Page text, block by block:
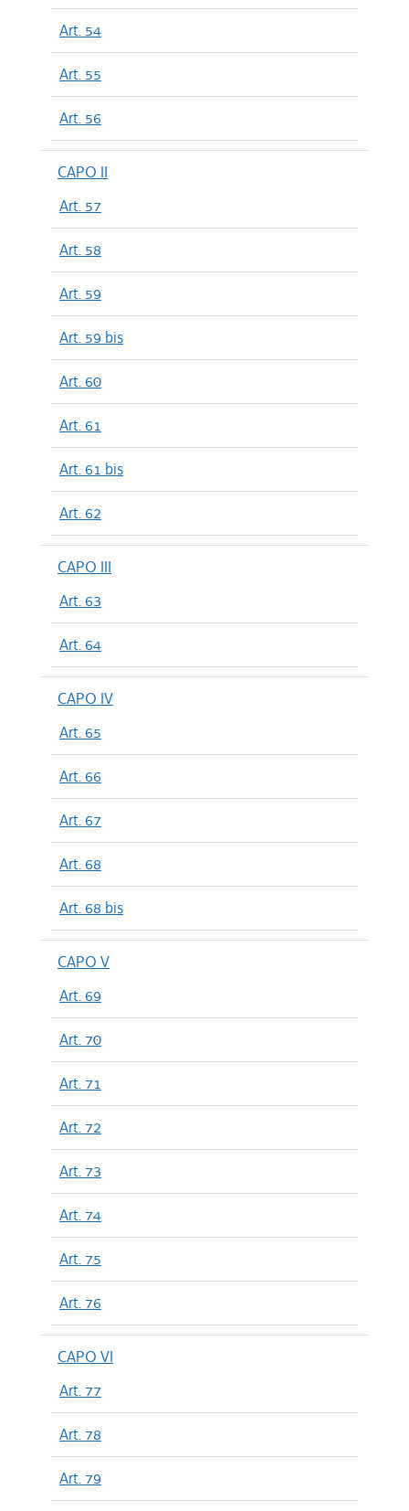
Art. 54
Art. 55
Art. 56
CAPO II
Art. 57
Art. 58
Art. 59
Art. 59 bis
Art. 60
Art. 61
Art. 61 bis
Art. 62
CAPO III
Art. 63
Art. 64
CAPO IV
Art. 65
Art. 66
Art. 67
Art. 68
Art. 68 bis
CAPO V
Art. 69
Art. 70
Art. 71
Art. 72
Art. 73
Art. 74
Art. 75
Art. 76
CAPO VI
Art. 77
Art. 78
Art. 79